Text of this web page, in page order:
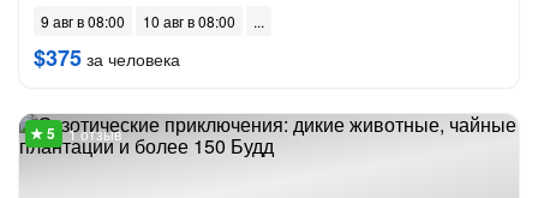
9 авг в 08:00 10 авг в 08:00
$375 за человека
1 отзыв